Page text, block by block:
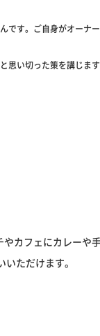
です。ご自身がオーナ
思い切った策を講じま
カフェにカレーや
ただけます。